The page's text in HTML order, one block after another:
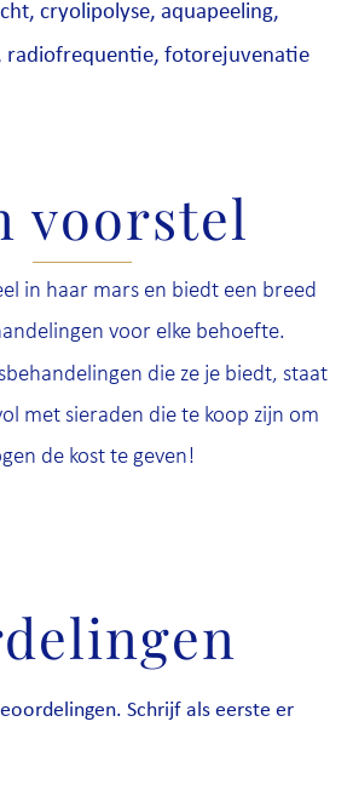
cryolipolyse, aquapeeling,
radiofrequentie, fotorejuvenatie
voorstel
in haar mars en biedt een breed
voor elke behoefte.
die ze je biedt, staat
met sieraden die te koop zijn om
de kost te geven!
Schrijf als eerste er